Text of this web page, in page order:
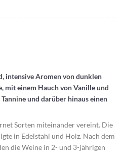
intensive Aromen von dunklen
mit einem Hauch von Vanille und
und darüber hinaus einen
Sorten miteinander vereint. Die
in Edelstahl und Holz. Nach dem
die Weine in 2- und 3-jährigen